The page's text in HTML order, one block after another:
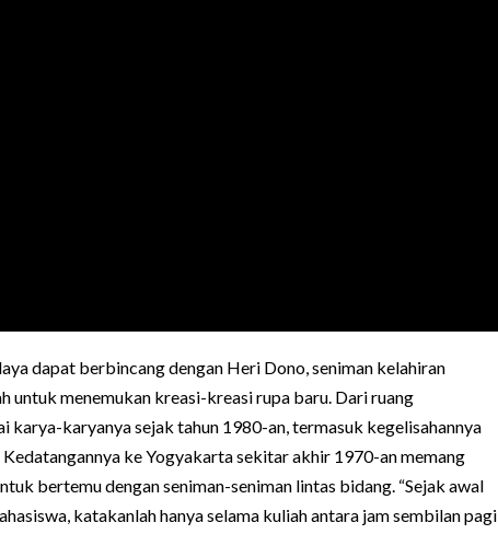
dapat berbincang dengan Heri Dono, seniman kelahiran
untuk menemukan kreasi-kreasi rupa baru. Dari ruang
karyanya sejak tahun 1980-an, termasuk kegelisahannya
ke Yogyakarta sekitar akhir 1970-an memang
bertemu dengan seniman-seniman lintas bidang. “Sejak awal
katakanlah hanya selama kuliah antara jam sembilan pagi